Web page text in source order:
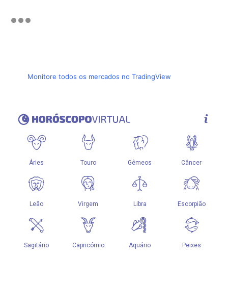
Monitore todos os mercados no TradingView